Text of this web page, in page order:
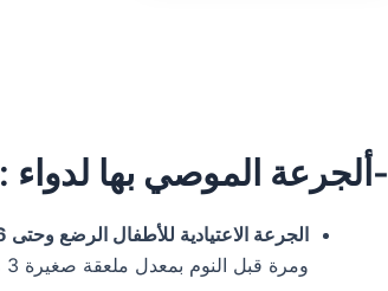
-ألجرعة الموصي بها لدواء :
الجرعة الاعتيادية للأطفال الرضع وحتى 6 شهور
ومرة قبل النوم بمعدل ملعقة صغيرة 3 مرات في اليوم.